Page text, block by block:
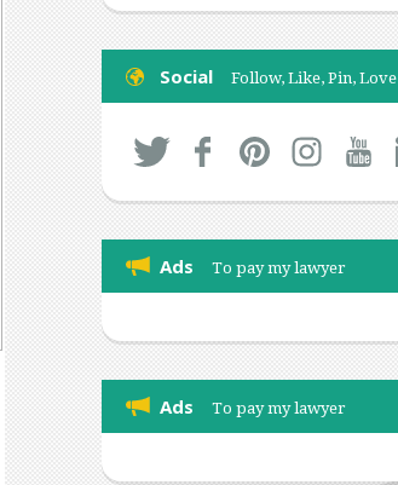
Social Follow, Like, Pin, Love
Ads To pay my lawyer
Ads To pay my lawyer